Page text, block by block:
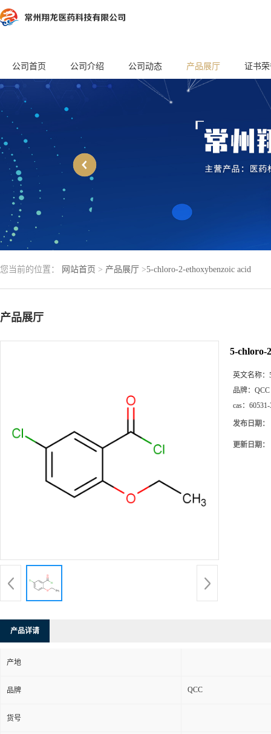
公司首页 公司介绍 公司动态 产品展厅 证书
您当前的位置： 网站首页 > 产品展厅 >5-chloro-2-ethoxybenzoic acid
产品展厅
5-chloro-
英文名称：
品牌： QCC
cas：
发布日期：
更新日期：
产品详请
产地
品牌 QCC
货号